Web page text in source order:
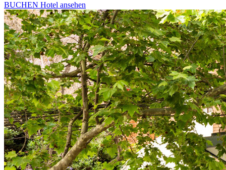
BUCHEN Hotel ansehen